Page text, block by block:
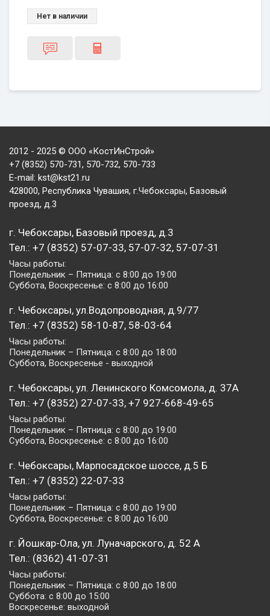
Нет в наличии
2012 - 2025 © ООО «КостИнСтрой»
+7 (8352) 570-731, 570-732, 570-733
E-mail: kst@kst21.ru
428000, Республика Чувашия, г.Чебоксары, Базовый
проезд, д.3
г. Чебоксары, Базовый проезд, д.3
Тел.: +7 (8352) 57-07-33, 57-07-32, 57-07-31
Часы работы:
Понедельник – Пятница: с 8:00 до 19:00
Суббота, Воскресенье: с 8:00 до 16:00
г. Чебоксары, ул.Водопроводная, д.9/77
Тел.: +7 (8352) 58-10-87, 58-03-64
Часы работы:
Понедельник – Пятница: с 8:00 до 18:00
Суббота, Воскресенье - выходной
г. Чебоксары, ул. Ленинского Комсомола, д. 37А
Тел.: +7 (8352) 27-07-33, +7 927-668-49-65
Часы работы:
Понедельник – Пятница: с 8:00 до 19:00
Суббота, Воскресенье: с 8:00 до 16:00
г. Чебоксары, Марпосадское шоссе, д.5 Б
Тел.: +7 (8352) 22-07-33
Часы работы:
Понедельник – Пятница: с 8:00 до 19:00
Суббота, Воскресенье: с 8:00 до 16:00
г. Йошкар-Ола, ул. Луначарского, д. 52 А
Тел.: (8362) 41-07-31
Часы работы:
Понедельник – Пятница: с 8:00 до 18:00
Суббота: с 8:00 до 15:00
Воскресенье: выходной